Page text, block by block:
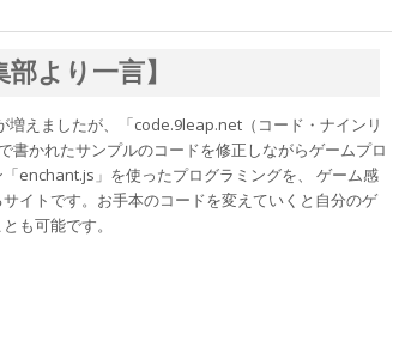
より一言】
えましたが、「code.9leap.net（コード・ナインリ
書かれたサンプルのコードを修正しながらゲームプロ
enchant.js」を使ったプログラミングを、 ゲーム感
イトです。お手本のコードを変えていくと自分のゲ
も可能です。